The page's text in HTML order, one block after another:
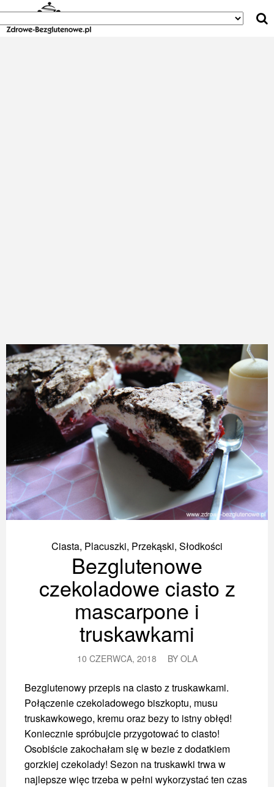
Ciasta, Placuszki, Przekąski, Słodkości
Bezglutenowe
czekoladowe ciasto z
mascarpone i
truskawkami
10 CZERWCA, 2018 BY OLA
Bezglutenowy przepis na ciasto z truskawkami.
Połączenie czekoladowego biszkoptu, musu
truskawkowego, kremu oraz bezy to istny obłęd!
Koniecznie spróbujcie przygotować to ciasto!
Osobiście zakochałam się w bezie z dodatkiem
gorzkiej czekolady! Sezon na truskawki trwa w
najlepsze więc trzeba w pełni wykorzystać ten czas